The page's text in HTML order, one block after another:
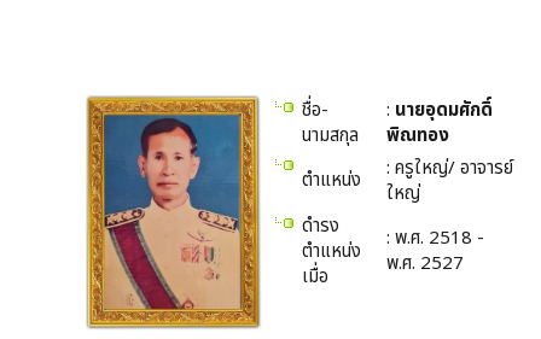
ชื่อ-
นามสกุล
: นายอุดมศักดิ์
พิณทอง
ตำแหน่ง
: ครูใหญ่/ อาจารย์
ใหญ่
ดำรง
ตำแหน่ง
เมื่อ
: พ.ศ. 2518 -
พ.ศ. 2527